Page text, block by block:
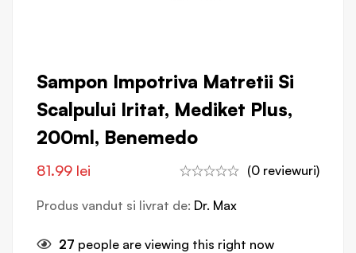
Sampon Impotriva Matretii Si
Scalpului Iritat, Mediket Plus,
200ml, Benemedo
81.99 lei (0 reviewuri)
Produs vandut si livrat de: Dr. Max
27 people are viewing this right now